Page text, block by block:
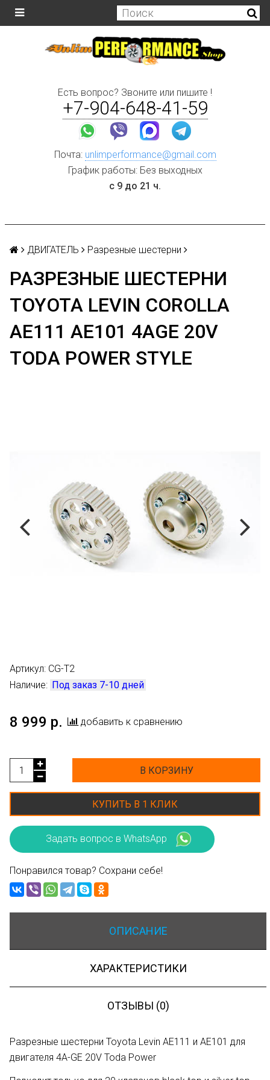
Есть вопрос? Звоните или пишите !
+7-904-648-41-59
Почта: unlimperformance@gmail.com
График работы: Без выходных
с 9 до 21 ч.
ДВИГАТЕЛЬ Разрезные шестерни
РАЗРЕЗНЫЕ ШЕСТЕРНИ
TOYOTA LEVIN COROLLA
AE111 AE101 4AGE 20V
TODA POWER STYLE
Артикул: CG-T2
Наличие: Под заказ 7-10 дней
8 999 р. добавить к сравнению
В КОРЗИНУ
КУПИТЬ В 1 КЛИК
Задать вопрос в WhatsApp
Понравился товар? Сохрани себе!
ОПИСАНИЕ
ХАРАКТЕРИСТИКИ
ОТЗЫВЫ (0)
Разрезные шестерни Toyota Levin AE111 и AE101 для
двигателя 4A-GE 20V Toda Power